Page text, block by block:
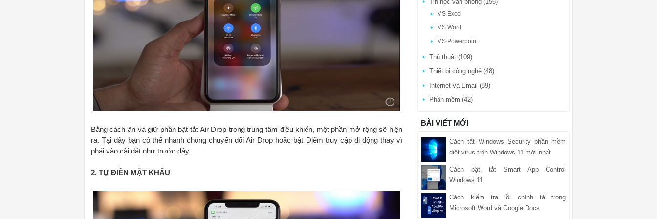
Bằng cách ấn và giữ phần bật tắt Air Drop trong trung tâm điều khiển, một phần mở rộng sẽ hiện
ra. Tại đây bạn có thể nhanh chóng chuyển đổi Air Drop hoặc bật Điểm truy cập di động thay vì
phải vào cài đặt như trước đây.
2. TỰ ĐIỀN MẬT KHẨU
Tin học văn phòng (156)
MS Excel
MS Word
MS Powerpoint
Thủ thuật (109)
Thiết bị công nghệ (48)
Internet và Email (89)
Phần mềm (42)
BÀI VIẾT MỚI
Cách tắt Windows Security phần mềm
diệt virus trên Windows 11 mới nhất
Cách bật, tắt Smart App Control
Windows 11
Cách kiểm tra lỗi chính tả trong
Microsoft Word và Google Docs